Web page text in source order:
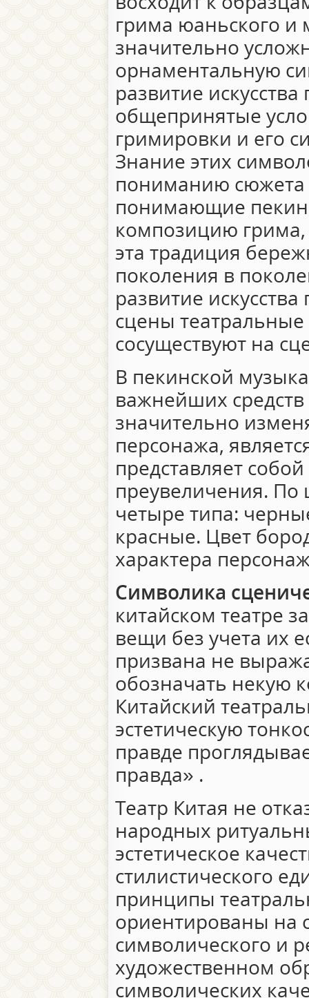
грима юаньского и
значительно
орнаментальную
развитие
общепринятые
гримировки и его
Знание этих
пониманию сюжета
понимающие
композицию грима,
эта традиция
поколения в
развитие
сцены
сосуществуют на
В пекинской
важнейших
значительно
персонажа,
представляет
преувеличения. По
четыре типа:
красные. Цвет
характера
Символика
китайском театре
вещи без учета их
призвана не
обозначать некую
Китайский
эстетическую
правде
правда» .
Театр Китая не
народных
эстетическое
стилистического
принципы
ориентированы на
символического и
художественном
символических